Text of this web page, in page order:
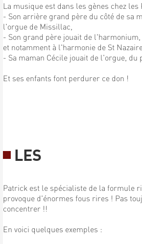
La musique est dans les gènes chez les
- Son arrière grand père du côté de sa
l'orgue de Missillac,
- Son grand père jouait de l'harmonium,
et notamment à l'harmonie de St
- Sa maman Cécile jouait de l'orgue, du
Et ses enfants font perdurer ce don !
LES
Patrick est le spécialiste de la formule
provoque d'énormes fous rires ! Pas
concentrer !!
En voici quelques exemples :